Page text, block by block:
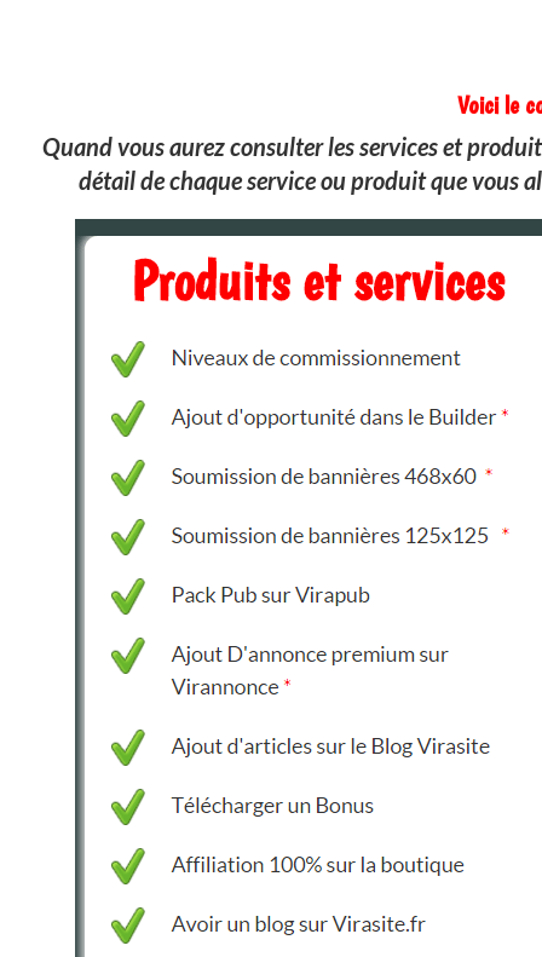
Voici le
Quand vous aurez consulter les services et
détail de chaque service ou produit que vous